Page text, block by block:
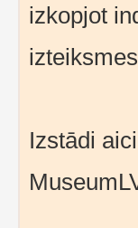
izkopjot
Izstādi